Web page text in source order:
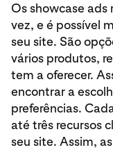
Os showcase ads
vez, e é possível
seu site. São
vários produtos,
tem a oferecer.
encontrar a
preferências.
até três recursos
seu site. Assim,